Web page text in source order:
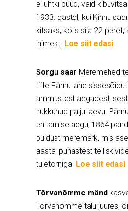
ei ühtki puud, vaid
1933. aastal, kui Kihnu
kitsaks, kolis siia 22 peret,
inimest. Loe siit edasi
Sorgu saar Meremehed
riffe Pärnu lahe
ammustest aegadest,
hukkunud palju laevu.
ehitamise aegu, 1864
puidust meremärk, mis
aastal punastest
tuletorniga. Loe siit edasi
Tõrvanõmme mänd
Tõrvanõmme talu juures,